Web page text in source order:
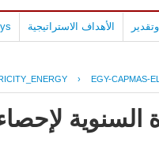
الأهداف الاستراتيجية
› EGY-CAPMAS-
لإحصاء